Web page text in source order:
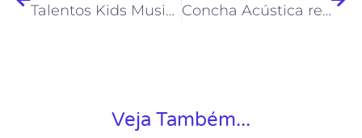
Talentos Kids Music são a atração do Projeto Soul da Casa no Dia das Crianças Concha Acústica recebe tributo a Legião Urbana
Veja Também...